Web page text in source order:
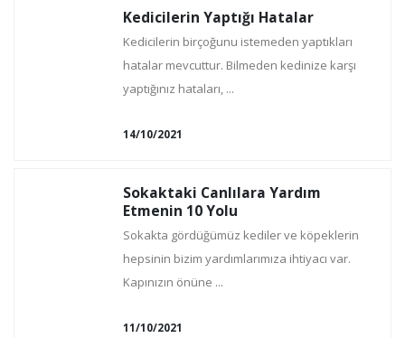
Kedicilerin Yaptığı Hatalar
Kedicilerin birçoğunu istemeden yaptıkları
hatalar mevcuttur. Bilmeden kedinize karşı
yaptığınız hataları, ...
14/10/2021
Sokaktaki Canlılara Yardım
Etmenin 10 Yolu
Sokakta gördüğümüz kediler ve köpeklerin
hepsinin bizim yardımlarımıza ihtiyacı var.
Kapınızın önüne ...
11/10/2021